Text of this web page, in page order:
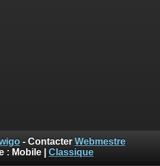
- Contacter Webmestre
: Mobile Classique